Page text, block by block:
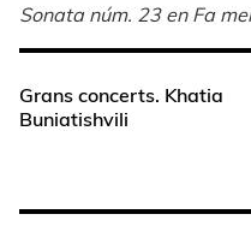
Sonata núm. 23 en Fa
Grans concerts. Khatia
Buniatishvili